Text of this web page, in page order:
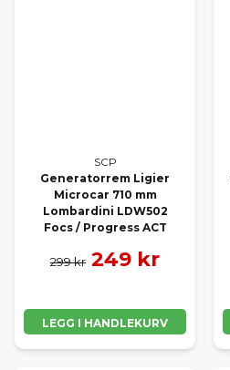
SCP
Generatorrem Ligier
Microcar 710 mm
Lombardini LDW502
Focs / Progress ACT
299 kr 249 kr
LEGG I HANDLEKURV